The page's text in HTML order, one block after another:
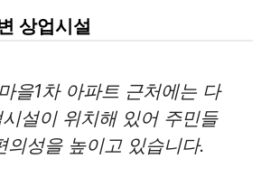
상업시설
을1차 아파트 근처에는 다
설이 위치해 있어 주민들
의성을 높이고 있습니다.